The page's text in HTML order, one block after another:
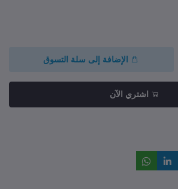
الإضافة إلى سلة التسوق
اشتري الآن